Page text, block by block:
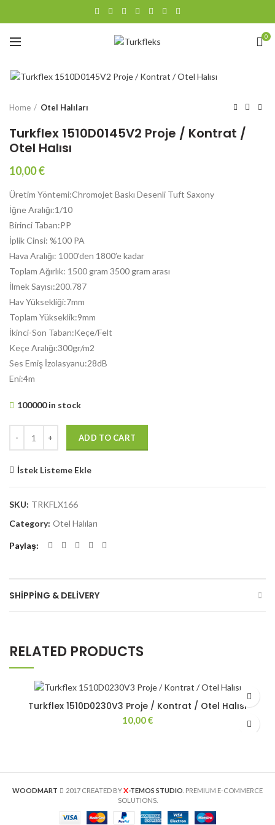
0
Home Otel Halıları
Turkflex 1510D0145V2 Proje / Kontrat /
Otel Halısı
10,00€
Üretim Yöntemi:Chromojet Baskı Desenli Tuft Saxony
İğne Aralığı:1/10
Birinci Taban:PP
İplik Cinsi: %100 PA
Hava Aralığı: 1000’den 1800’e kadar
Toplam Ağırlık: 1500 gram 3500 gram arası
İlmek Sayısı:200.787
Hav Yüksekliği:7mm
Toplam Yükseklik:9mm
İkinci-Son Taban:Keçe/Felt
Keçe Aralığı:300gr/m2
Ses Emiş İzolasyanu:28dB
Eni:4m
100000 in stock
ADD TO CART
İstek Listeme Ekle
SKU: TRKFLX166
Category: Otel Halıları
Paylaş
SHIPPING & DELIVERY
RELATED PRODUCTS
Turkflex 1510D0230V3 Proje / Kontrat / Otel Halısı
10,00€
WOODMART 2017 CREATED BYX-TEMOS STUDIO . PREMIUM E-COMMERCE
SOLUTIONS.